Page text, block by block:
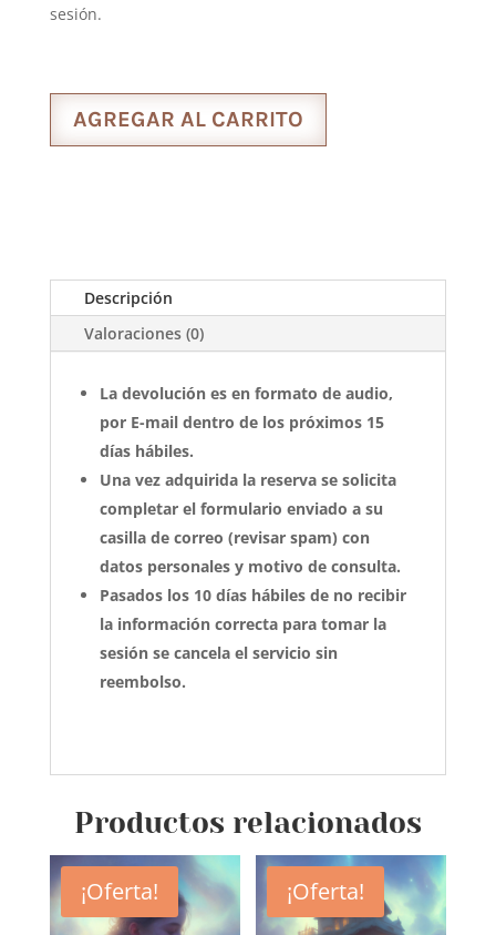
sesión.
AGREGAR AL CARRITO
Descripción
Valoraciones (0)
La devolución es en formato de audio,
por E-mail dentro de los próximos 15
días hábiles.
Una vez adquirida la reserva se solicita
completar el formulario enviado a su
casilla de correo (revisar spam) con
datos personales y motivo de consulta.
Pasados los 10 días hábiles de no recibir
la información correcta para tomar la
sesión se cancela el servicio sin
reembolso.
Productos relacionados
¡Oferta! ¡Oferta!